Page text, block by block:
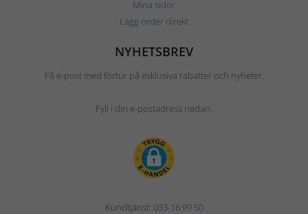
Mina sidor
Lägg order direkt
NYHETSBREV
Få e-post med förtur på exklusiva rabatter och nyheter.
Fyll i din e-postadress nedan.
Kundtjänst: 033-16 99 50